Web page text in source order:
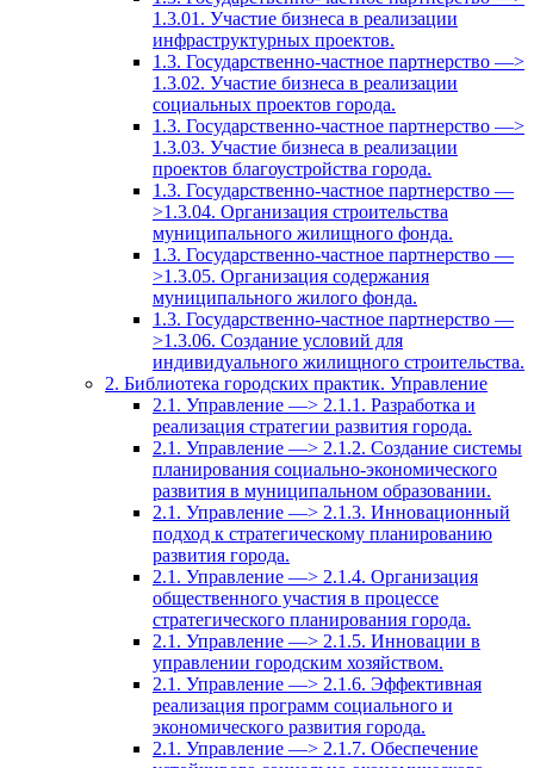
1.3.01. Участие бизнеса в реализации
инфраструктурных проектов.
1.3. Государственно-частное партнерство —>
1.3.02. Участие бизнеса в реализации
социальных проектов города.
1.3. Государственно-частное партнерство —>
1.3.03. Участие бизнеса в реализации
проектов благоустройства города.
1.3. Государственно-частное партнерство —
>1.3.04. Организация строительства
муниципального жилищного фонда.
1.3. Государственно-частное партнерство —
>1.3.05. Организация содержания
муниципального жилого фонда.
1.3. Государственно-частное партнерство —
>1.3.06. Создание условий для
индивидуального жилищного строительства.
2. Библиотека городских практик. Управление
2.1. Управление —> 2.1.1. Разработка и
реализация стратегии развития города.
2.1. Управление —> 2.1.2. Создание системы
планирования социально-экономического
развития в муниципальном образовании.
2.1. Управление —> 2.1.3. Инновационный
подход к стратегическому планированию
развития города.
2.1. Управление —> 2.1.4. Организация
общественного участия в процессе
стратегического планирования города.
2.1. Управление —> 2.1.5. Инновации в
управлении городским хозяйством.
2.1. Управление —> 2.1.6. Эффективная
реализация программ социального и
экономического развития города.
2.1. Управление —> 2.1.7. Обеспечение